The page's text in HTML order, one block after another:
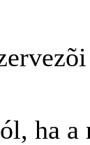
ha